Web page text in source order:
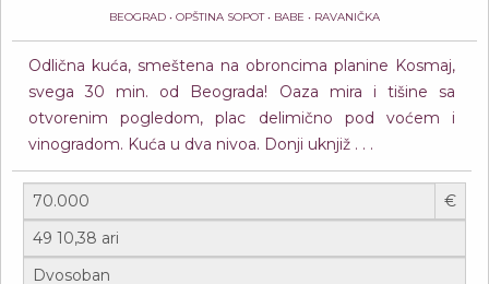
BEOGRAD • OPŠTINA SOPOT • BABE • RAVANIČKA
Odlična kuća, smeštena na obroncima planine Kosmaj,
svega 30 min. od Beograda! Oaza mira i tišine sa
otvorenim pogledom, plac delimično pod voćem i
vinogradom. Kuća u dva nivoa. Donji uknjiž . . .
€